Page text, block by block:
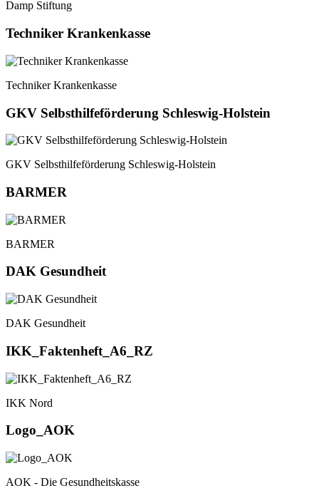
Damp Stiftung
Techniker Krankenkasse
Techniker Krankenkasse
GKV Selbsthilfeförderung Schleswig-Holstein
GKV Selbsthilfeförderung Schleswig-Holstein
BARMER
BARMER
DAK Gesundheit
DAK Gesundheit
IKK_Faktenheft_A6_RZ
IKK Nord
Logo_AOK
AOK - Die Gesundheitskasse